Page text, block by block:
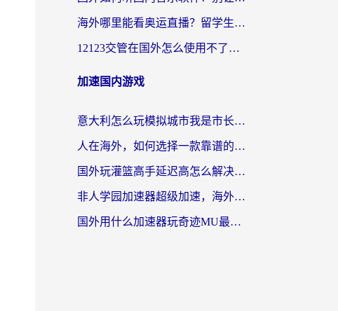
海外哪里能看奥运直播？留学生&海外华人必看的体育赛事观赛终极指南
12123交管在国外怎么使用不了？海外华人必看的无缝访问国内资源指南
加速国内游戏
意大利怎么玩模拟城市我是市长？海外党国服游戏加速终极攻略（附三国3量子特攻解决办法）
人在海外，如何选择一款靠谱的玩剑灵2加速器？
国外玩灌篮高手延迟高怎么解决？海外玩家国服游戏加速终极指南
非人学园加速器超级加速，海外玩家重返国服的通行证
国外用什么加速器玩奇迹MU最好？2026海外玩家国服游戏加速全攻略